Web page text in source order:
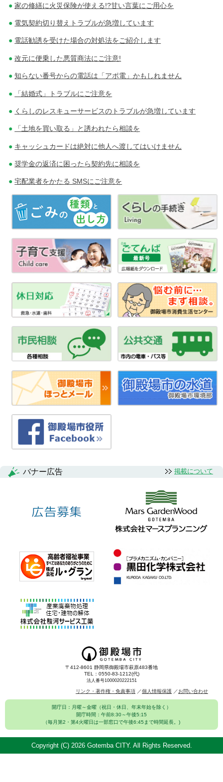
家の修繕に火災保険が使える!?甘い言葉にご用心を
電気契約切り替えトラブルが急増しています
電話勧誘を受けた場合の対処法をご紹介します
改元に便乗した悪質商法にご注意!
知らない番号からの電話は「アポ電」かもしれません
「結婚式」トラブルにご注意を
くらしのレスキューサービスのトラブルが急増しています
「土地を買い取る」と誘われたら相談を
キャッシュカードは絶対に他人へ渡してはいけません
奨学金の返済に困ったら契約先に相談を
宅配業者をかたる SMSにご注意を
バナー広告 掲載について
〒412-8601 静岡県御殿場市萩原483番地
TEL：0550-83-1212(代)
法人番号1000020222151
リンク・著作権・免責事項 個人情報保護 お問い合わせ
開庁日：月曜～金曜（祝日・休日、年末年始を除く）
開庁時間：午前8:30～午後5:15
（毎月第2・第4火曜日は一部窓口で午後6:45まで時間延長。)
Copyright (C) 2026 Gotemba CITY. All Rights Reserved.